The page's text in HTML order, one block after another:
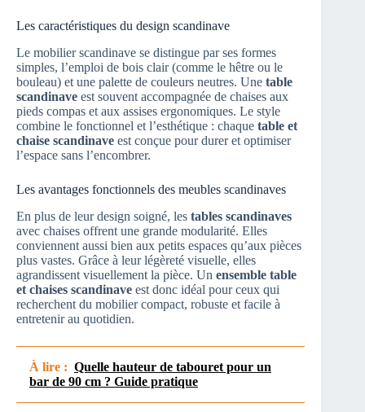
Les caractéristiques du design scandinave
Le mobilier scandinave se distingue par ses formes
simples, l’emploi de bois clair (comme le hêtre ou le
bouleau) et une palette de couleurs neutres. Une table
scandinave est souvent accompagnée de chaises aux
pieds compas et aux assises ergonomiques. Le style
combine le fonctionnel et l’esthétique : chaque table et
chaise scandinave est conçue pour durer et optimiser
l’espace sans l’encombrer.
Les avantages fonctionnels des meubles scandinaves
En plus de leur design soigné, les tables scandinaves
avec chaises offrent une grande modularité. Elles
conviennent aussi bien aux petits espaces qu’aux pièces
plus vastes. Grâce à leur légèreté visuelle, elles
agrandissent visuellement la pièce. Un ensemble table
et chaises scandinave est donc idéal pour ceux qui
recherchent du mobilier compact, robuste et facile à
entretenir au quotidien.
À lire : Quelle hauteur de tabouret pour un
bar de 90 cm ? Guide pratique